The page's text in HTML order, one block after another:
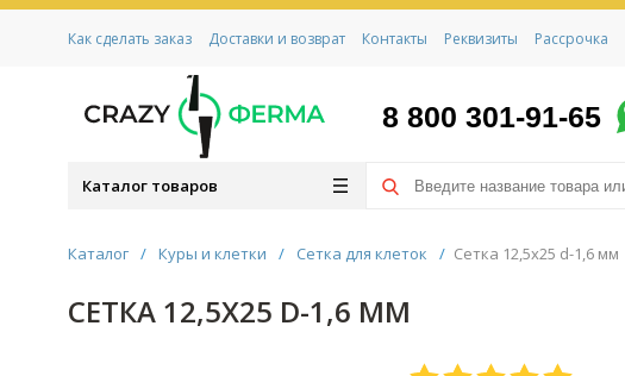
Как сделать заказ Доставки и возврат Контакты Реквизиты Рассрочка
8 800 301-91-65
Каталог товаров
Каталог / Куры и клетки / Сетка для клеток / Сетка 12,5х25 d-1,6 мм
СЕТКА 12,5Х25 D-1,6 ММ